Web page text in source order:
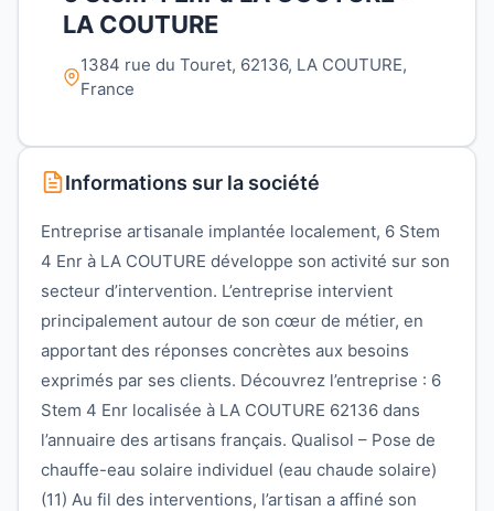
LA COUTURE
1384 rue du Touret, 62136, LA COUTURE,
France
Informations sur la société
Entreprise artisanale implantée localement, 6 Stem
4 Enr à LA COUTURE développe son activité sur son
secteur d’intervention. L’entreprise intervient
principalement autour de son cœur de métier, en
apportant des réponses concrètes aux besoins
exprimés par ses clients. Découvrez l’entreprise : 6
Stem 4 Enr localisée à LA COUTURE 62136 dans
l’annuaire des artisans français. Qualisol – Pose de
chauffe-eau solaire individuel (eau chaude solaire)
(11) Au fil des interventions, l’artisan a affiné son